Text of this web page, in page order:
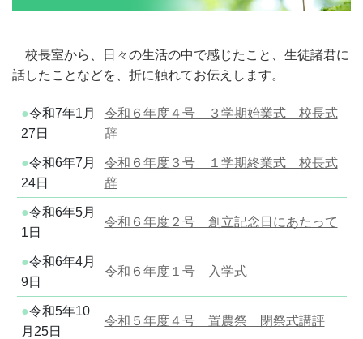
校長室から、日々の生活の中で感じたこと、生徒諸君に
話したことなどを、折に触れてお伝えします。
●令和7年1月
27日
令和６年度４号 ３学期始業式 校長式
辞
●令和6年7月
24日
令和６年度３号 １学期終業式 校長式
辞
●令和6年5月
1日
令和６年度２号 創立記念日にあたって
●令和6年4月
9日
令和６年度１号 入学式
●令和5年10
月25日
令和５年度４号 置農祭 閉祭式講評